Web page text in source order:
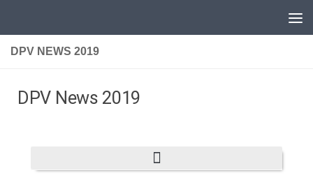
DPV NEWS 2019
DPV News 2019